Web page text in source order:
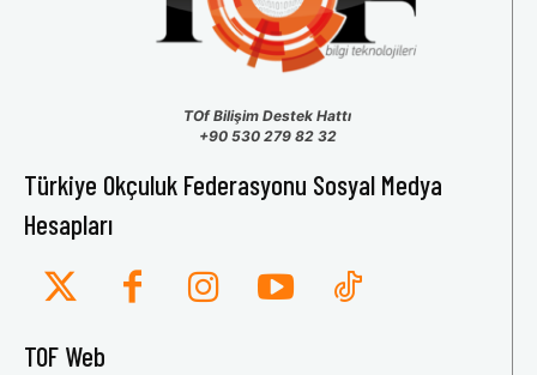
TOf Bilişim Destek Hattı
+90 530 279 82 32
Türkiye Okçuluk Federasyonu Sosyal Medya
Hesapları
TOF Web